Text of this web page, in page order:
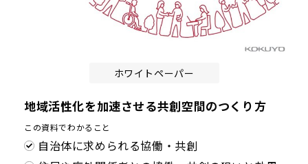
ホワイトペーパー
地域活性化を加速させる共創空間のつくり方
この資料でわかること
自治体に求められる協働・共創